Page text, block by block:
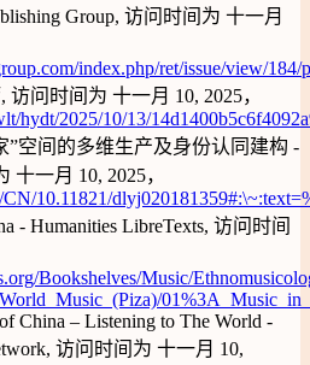
Group, 访问时间为 十一月
index.php/ret/issue/view/184/
问时间为 十一月 10, 2025，
hydt/2025/10/13/
”空间的多维生产及身份认同建构 -
一月 10, 2025，
10.11821/
- Humanities LibreTexts, 访问时间
Bookshelves/Music/
China – Listening to The World -
访问时间为 十一月 10,